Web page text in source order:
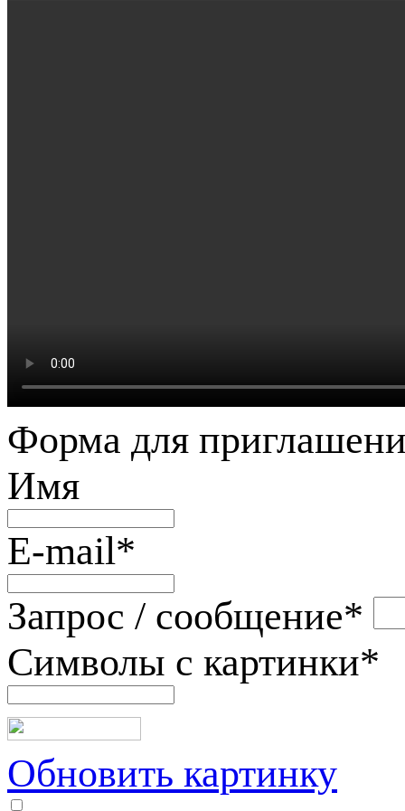
Форма для
Имя
E-mail*
Запрос / сообщение*
Символы с картинки*
Обновить картинку